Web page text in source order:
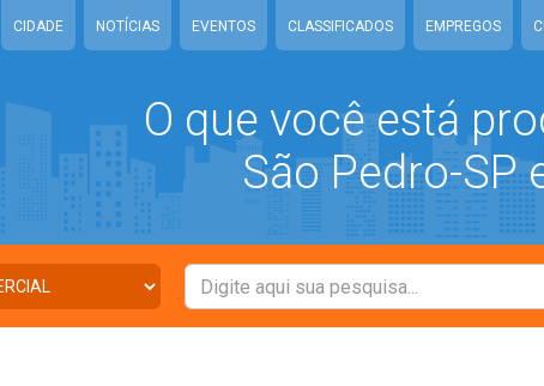
CIDADE NOTÍCIAS EVENTOS CLASSIFICADOS EMPREGOS
O que você está
São Pedro-SP